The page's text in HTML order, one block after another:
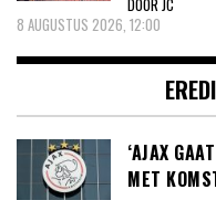
8 AUGUSTUS 2026, 12:00
‘AJAX
MET